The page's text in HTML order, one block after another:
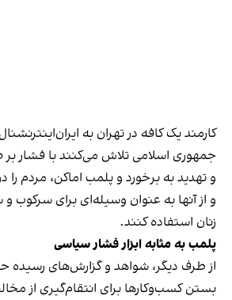
کارمند یک کافه در تهران به
جمهوری اسلامی تلاش می‌کنند با فشار
و تهدید به برخورد و پلمب اماکن، مردم را
و از آنها به عنوان وسیله‌ای برای سرکوب
زنان استفاده کنند.
پلمب به مثابه ابزار فشار سیاسی
از طرف دیگر، شواهد و گزارش‌های رسیده
بستن کسب‌وکارها برای انتقام‌گیری از